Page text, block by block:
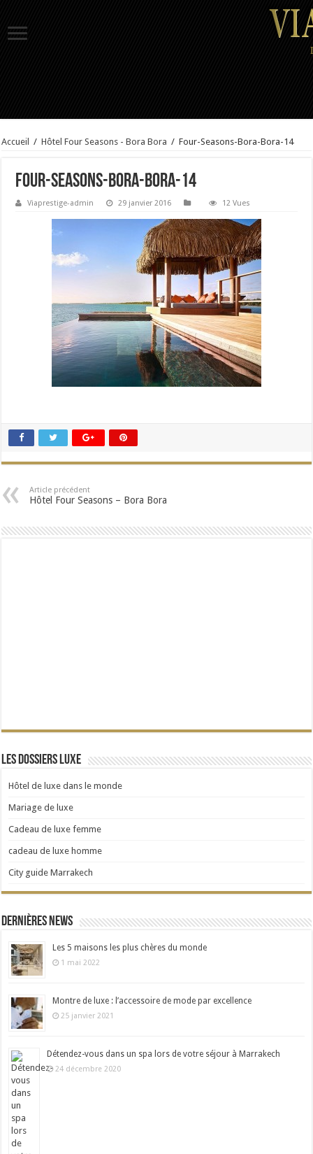
Accueil / Hôtel Four Seasons - Bora Bora / Four-Seasons-Bora-Bora-14
Four-Seasons-Bora-Bora-14
Viaprestige-admin 29 janvier 2016 12 Vues
Article précédent
Hôtel Four Seasons – Bora Bora
Les dossiers Luxe
Hôtel de luxe dans le monde
Mariage de luxe
Cadeau de luxe femme
cadeau de luxe homme
City guide Marrakech
Dernières news
Les 5 maisons les plus chères du monde
1 mai 2022
Montre de luxe : l’accessoire de mode par excellence
25 janvier 2021
Détendez-vous dans un spa lors de votre séjour à Marrakech
24 décembre 2020